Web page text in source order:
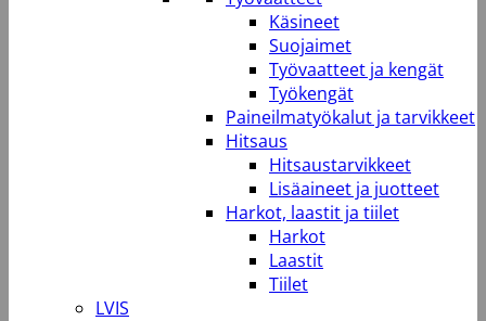
Käsineet
Suojaimet
Työvaatteet ja kengät
Työkengät
Paineilmatyökalut ja tarvikkeet
Hitsaus
Hitsaustarvikkeet
Lisäaineet ja juotteet
Harkot, laastit ja tiilet
Harkot
Laastit
Tiilet
LVIS